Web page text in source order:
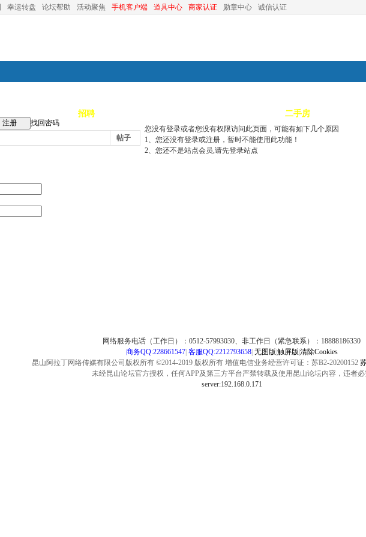
幸运转盘 论坛帮助 活动聚焦 手机客户端 道具中心 商家认证 勋章中心 诚信认证
招聘 二手房
注册
找回密码
帖子
您没有登录或者您没有权限访问此页面，可能有如下几个原因
1、您还没有登录或注册，暂时不能使用此功能！
2、您还不是站点会员,请先登录站点
网络服务电话（工作日）：0512-57993030、非工作日（紧急联系）：18888186330
商务QQ:228661547| 客服QQ:2212793658| 无图版 触屏版 清除Cookies
昆山阿拉丁网络传媒有限公司版权所有 ©2014-2019 版权所有 增值电信业务经营许可证：苏B2-20200152
未经昆山论坛官方授权，任何APP及第三方平台严禁转载及使用昆山论坛内容，违者必
server:192.168.0.171